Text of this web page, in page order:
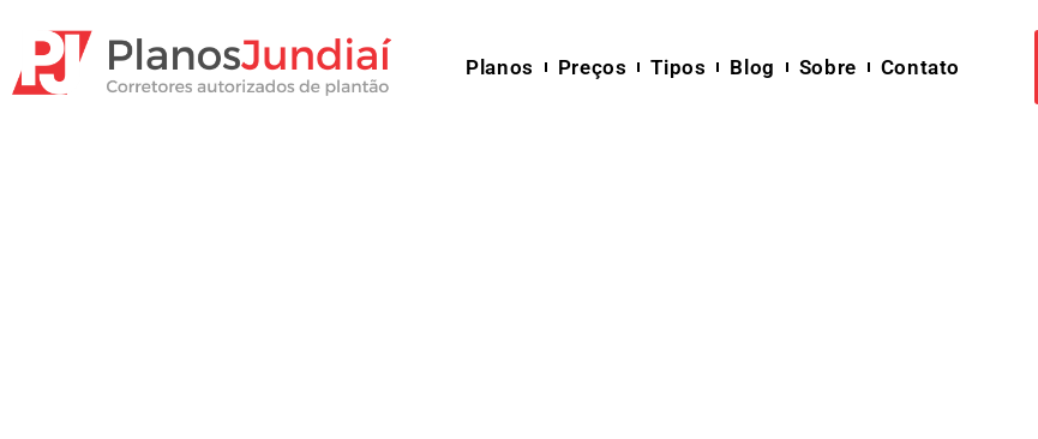
Planos Preços Tipos Blog Sobre Contato